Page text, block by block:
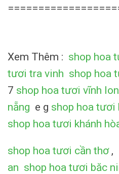
Xem Thêm : shop hoa
tươi tra vinh shop hoa
7 shop hoa tươi vĩnh
nẵng e g shop hoa tươi
shop hoa tươi khánh
shop hoa tươi cần thơ,
an shop hoa tươi băc